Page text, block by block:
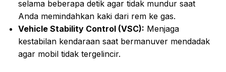
selama beberapa detik agar tidak mundur saat
Anda memindahkan kaki dari rem ke gas.
Vehicle Stability Control (VSC): Menjaga
kestabilan kendaraan saat bermanuver mendadak
agar mobil tidak tergelincir.